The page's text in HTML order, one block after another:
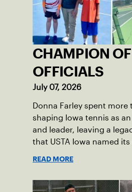
CHAMPION OF
OFFICIALS
July 07, 2026
Donna Farley spent more
shaping Iowa tennis as
and leader, leaving a
that USTA Iowa named
READ MORE